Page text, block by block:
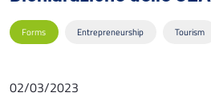
Forms Entrepreneurship Tourism
02/03/2023